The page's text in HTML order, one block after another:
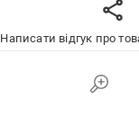
Написати відгук про